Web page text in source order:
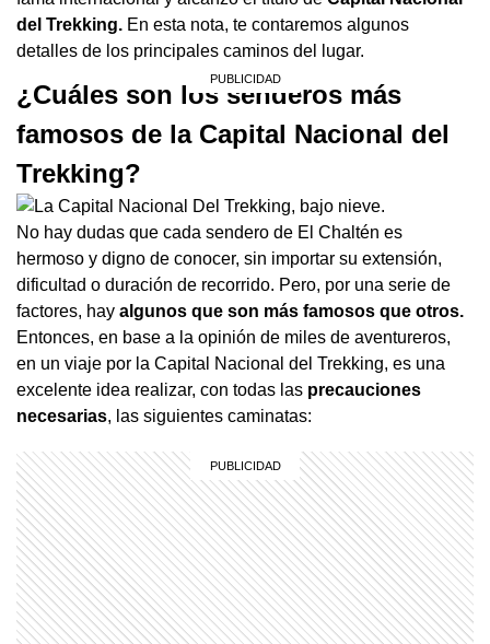
del Trekking. En esta nota, te contaremos algunos
detalles de los principales caminos del lugar.
¿Cuáles son los senderos más
famosos de la Capital Nacional del
Trekking?
No hay dudas que cada sendero de El Chaltén es
hermoso y digno de conocer, sin importar su extensión,
dificultad o duración de recorrido. Pero, por una serie de
factores, hay algunos que son más famosos que otros.
Entonces, en base a la opinión de miles de aventureros,
en un viaje por la Capital Nacional del Trekking, es una
excelente idea realizar, con todas las precauciones
necesarias, las siguientes caminatas: